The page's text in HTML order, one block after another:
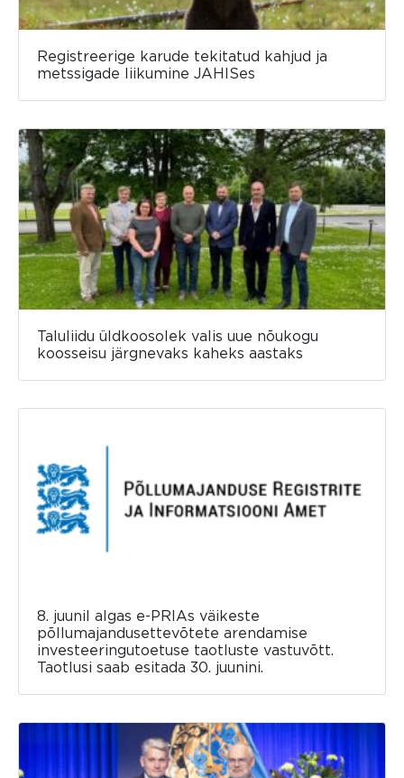
Registreerige karude tekitatud kahjud ja
metssigade liikumine JAHISes
Taluliidu üldkoosolek valis uue nõukogu
koosseisu järgnevaks kaheks aastaks
8. juunil algas e-PRIAs väikeste
põllumajandusettevõtete arendamise
investeeringutoetuse taotluste vastuvõtt.
Taotlusi saab esitada 30. juunini.